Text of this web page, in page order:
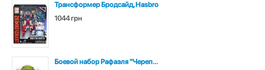
Трансформер Бродсайд, Hasbro
1044 грн
Боевой набор Рафаэля "Череп...